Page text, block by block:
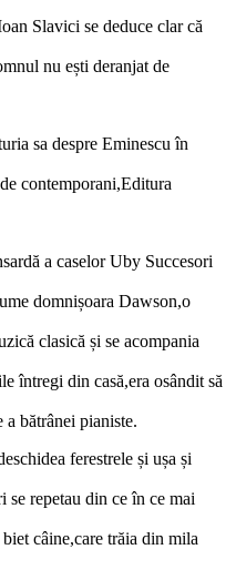
Slavici se deduce clar că
nu ești deranjat de
sa despre Eminescu în
contemporani,Editura
a caselor Uby Succesori
domnișoara Dawson,o
clasică și se acompania
întregi din casă,era osândit să
bătrânei pianiste.
ferestrele și ușa și
repetau din ce în ce mai
câine,care trăia din mila